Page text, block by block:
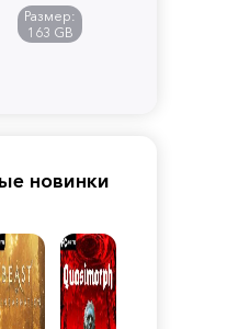
Размер:
163 GB
новинки